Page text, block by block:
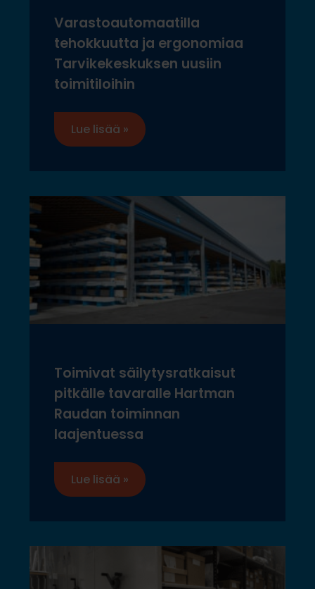
Varastoautomaatilla
tehokkuutta ja ergonomiaa
Tarvikekeskuksen uusiin
toimitiloihin
Lue lisää »
Toimivat säilytysratkaisut
pitkälle tavaralle Hartman
Raudan toiminnan
laajentuessa
Lue lisää »